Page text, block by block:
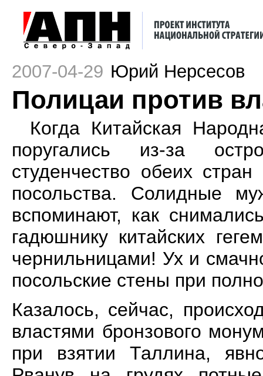
2007-04-29 Юрий Нерсесов
Полицаи против
Когда Китайская
поругались из-за
студенчество обеих
посольства. Солидные
вспоминают, как
гадюшнику китайских
чернильницами! Ух и
посольские стены при
Казалось, сейчас,
властями бронзового
при взятии Таллина,